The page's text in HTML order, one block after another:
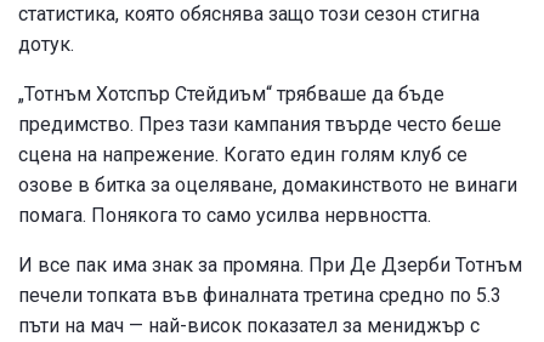
статистика, която обяснява защо този сезон стигна
дотук.
„Тотнъм Хотспър Стейдиъм“ трябваше да бъде
предимство. През тази кампания твърде често беше
сцена на напрежение. Когато един голям клуб се
озове в битка за оцеляване, домакинството не винаги
помага. Понякога то само усилва нервността.
И все пак има знак за промяна. При Де Дзерби Тотнъм
печели топката във финалната третина средно по 5.3
пъти на мач — най-висок показател за мениджър с